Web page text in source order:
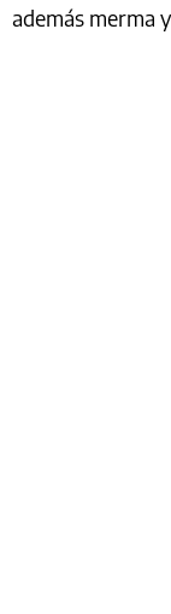
además merma